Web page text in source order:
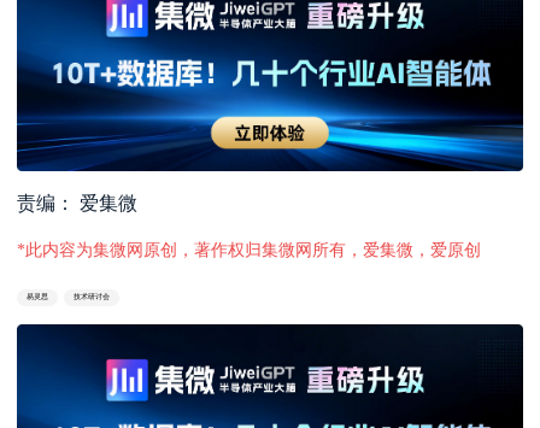
责编： 爱集微
*此内容为集微网原创，著作权归集微网所有，爱集微，爱原创
易灵思 技术研讨会